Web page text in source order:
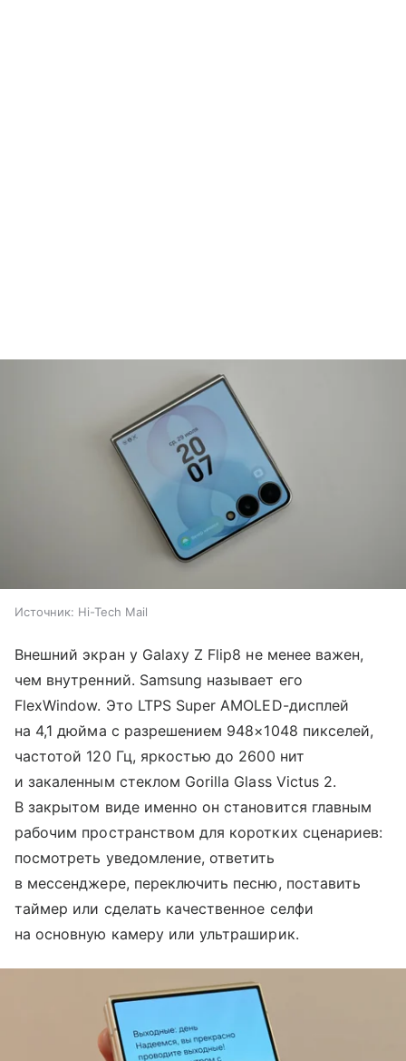
Источник: Hi-Tech Mail
Внешний экран у Galaxy Z Flip8 не менее важен,
чем внутренний. Samsung называет его
FlexWindow. Это LTPS Super AMOLED-дисплей
на 4,1 дюйма с разрешением 948×1048 пикселей,
частотой 120 Гц, яркостью до 2600 нит
и закаленным стеклом Gorilla Glass Victus 2.
В закрытом виде именно он становится главным
рабочим пространством для коротких сценариев:
посмотреть уведомление, ответить
в мессенджере, переключить песню, поставить
таймер или сделать качественное селфи
на основную камеру или ультраширик.